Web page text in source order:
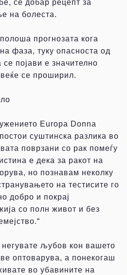
се добар рецепт за
на болеста.
прогнозата кога
фаза, туку опасноста од
појави е значително
се проширил.
Europa Donna
суштинска разлика во
поврзани со рак помеѓу
е дека за ракот на
но познавам неколку
на тестисите го
добро и покрај
со полн живот и без
љубов кон вашето
оптоварува, а понекогаш
во убавините на